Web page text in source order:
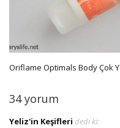
Oriflame Optimals Body Çok
34 yorum
Yeliz'in Keşifleri dedi ki: